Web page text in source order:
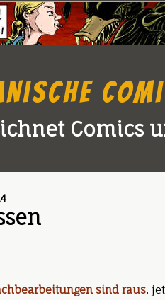
Comics
sind raus,